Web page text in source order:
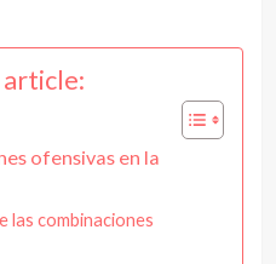
article:
ofensivas en la
las combinaciones